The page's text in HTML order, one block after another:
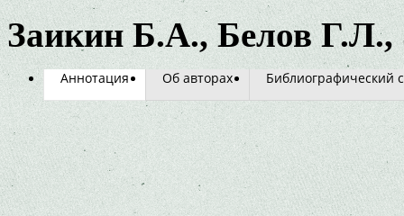
Заикин Б.А., Белов
Аннотация Об авторах Библиографический